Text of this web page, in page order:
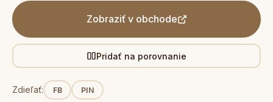
Zobraziť v obchode
Pridať na porovnanie
Zdieľať: FB PIN